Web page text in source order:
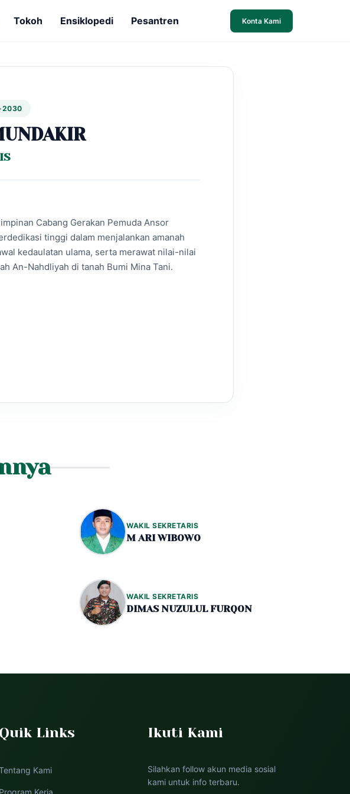
Tokoh Ensiklopedi Pesantren Konta Kami
2030
Cabang Gerakan Pemuda Ansor
tinggi dalam menjalankan amanah
kedaulatan ulama, serta merawat nilai-nilai
An-Nahdliyah di tanah Bumi Mina Tani.
WAKIL SEKRETARIS
M ARI WIBOWO
WAKIL SEKRETARIS
DIMAS NUZULUL FURQON
Quik Links
Kami
Ikuti Kami
Silahkan follow akun media sosial
kami untuk info terbaru.